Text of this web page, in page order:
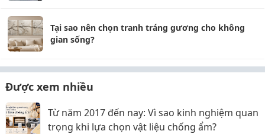
Tại sao nên chọn tranh tráng gương cho không
gian sống?
Được xem nhiều
Từ năm 2017 đến nay: Vì sao kinh nghiệm quan
trọng khi lựa chọn vật liệu chống ẩm?